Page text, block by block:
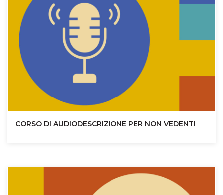
CORSO DI AUDIODESCRIZIONE PER NON VEDENTI